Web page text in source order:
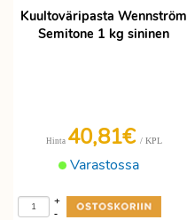
Kuultoväripasta Wennström
Semitone 1 kg sininen
Varastossa
Hinta 40,81€ / KPL
-
+